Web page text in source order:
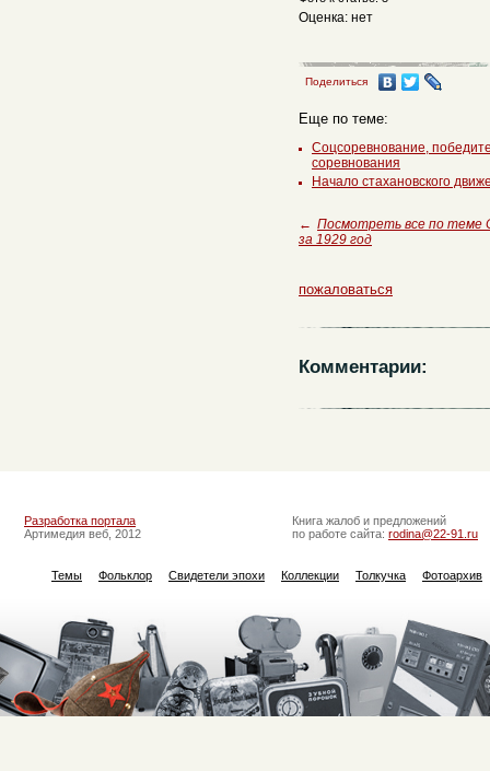
Оценка: нет
Поделиться
Еще по теме:
Соцсоревнование,
соревнования
Начало стахановского
← Посмотреть все по теме
за 1929 год
пожаловаться
Комментарии:
Разработка портала
Артимедия веб, 2012
Книга жалоб и предложений
по работе сайта: rodina@22-91.ru
Темы Фольклор Свидетели эпохи Коллекции Толкучка Фотоархив